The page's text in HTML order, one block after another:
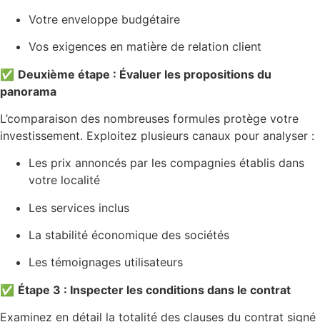
Votre enveloppe budgétaire
Vos exigences en matière de relation client
✅ Deuxième étape : Évaluer les propositions du
panorama
L’comparaison des nombreuses formules protège votre
investissement. Exploitez plusieurs canaux pour analyser :
Les prix annoncés par les compagnies établis dans
votre localité
Les services inclus
La stabilité économique des sociétés
Les témoignages utilisateurs
✅ Étape 3 : Inspecter les conditions dans le contrat
Examinez en détail la totalité des clauses du contrat signé